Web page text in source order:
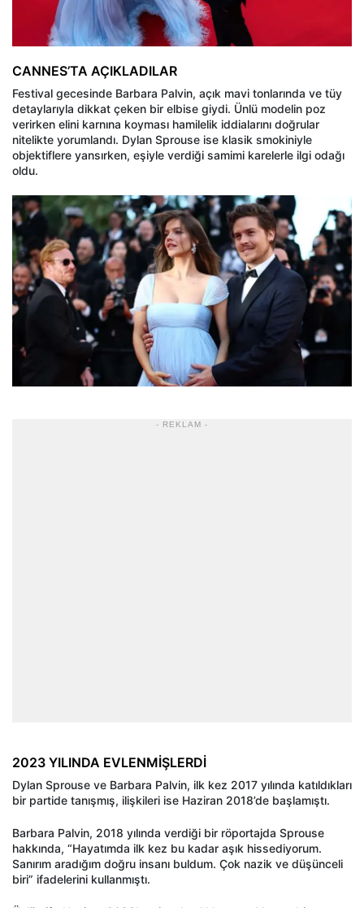
CANNES’TA AÇIKLADILAR
Festival gecesinde Barbara Palvin, açık mavi tonlarında ve tüy
detaylarıyla dikkat çeken bir elbise giydi. Ünlü modelin poz
verirken elini karnına koyması hamilelik iddialarını doğrular
nitelikte yorumlandı. Dylan Sprouse ise klasik smokiniyle
objektiflere yansırken, eşiyle verdiği samimi karelerle ilgi odağı
oldu.
- REKLAM -
2023 YILINDA EVLENMİŞLERDİ
Dylan Sprouse ve Barbara Palvin, ilk kez 2017 yılında katıldıkları
bir partide tanışmış, ilişkileri ise Haziran 2018’de başlamıştı.
Barbara Palvin, 2018 yılında verdiği bir röportajda Sprouse
hakkında, “Hayatımda ilk kez bu kadar aşık hissediyorum.
Sanırım aradığım doğru insanı buldum. Çok nazik ve düşünceli
biri” ifadelerini kullanmıştı.